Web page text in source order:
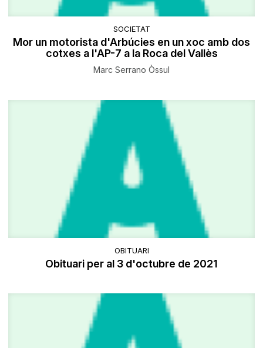
SOCIETAT
Mor un motorista d'Arbúcies en un xoc amb dos
cotxes a l'AP-7 a la Roca del Vallès
Marc Serrano Òssul
OBITUARI
Obituari per al 3 d'octubre de 2021